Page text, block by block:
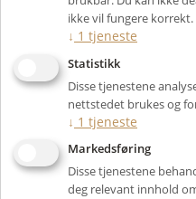
ikke vil fungere korrekt.
↓ 1 tjeneste
Statistikk
Disse tjenestene
nettstedet brukes og
↓ 1 tjeneste
Markedsføring
Disse tjenestene
deg relevant innhold